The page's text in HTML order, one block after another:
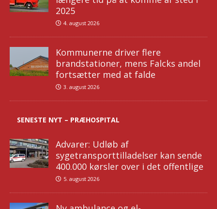
2025
4. august 2026
Kommunerne driver flere
brandstationer, mens Falcks andel
fortsætter med at falde
3. august 2026
SENESTE NYT – PRÆHOSPITAL
Advarer: Udløb af
sygetransporttilladelser kan sende
400.000 kørsler over i det offentlige
5. august 2026